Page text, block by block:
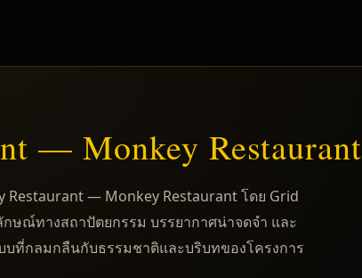
— Monkey Restaurant
Restaurant — Monkey Restaurant โดย Grid
ษณ์ทางสถาปัตยกรรม บรรยากาศน่าจดจำ และ
ที่กลมกลืนกับธรรมชาติและบริบทของโครงการ